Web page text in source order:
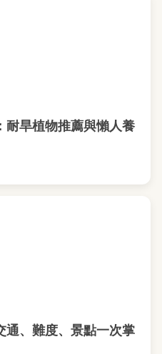
耐旱植物推薦與懶人養
通、難度、景點一次掌